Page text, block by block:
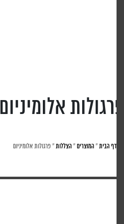
אלומיניום
דף הבית»המוצרים»הצללות»פרגולות אלומיניום